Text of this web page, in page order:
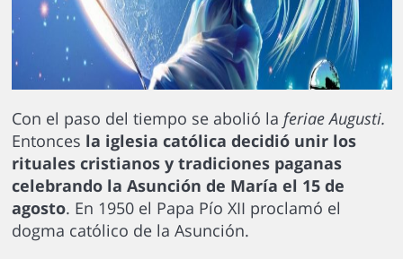
Con el paso del tiempo se abolió la feriae Augusti.
Entonces la iglesia católica decidió unir los
rituales cristianos y tradiciones paganas
celebrando la Asunción de María el 15 de
agosto. En 1950 el Papa Pío XII proclamó el
dogma católico de la Asunción.